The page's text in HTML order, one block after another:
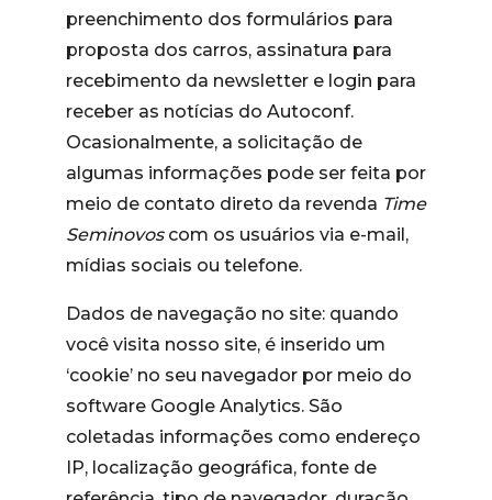
preenchimento dos formulários para
proposta dos carros, assinatura para
recebimento da newsletter e login para
receber as notícias do Autoconf.
Ocasionalmente, a solicitação de
algumas informações pode ser feita por
meio de contato direto da revenda Time
Seminovoscom os usuários via e-mail,
mídias sociais ou telefone.
Dados de navegação no site: quando
você visita nosso site, é inserido um
‘cookie’ no seu navegador por meio do
software Google Analytics. São
coletadas informações como endereço
IP, localização geográfica, fonte de